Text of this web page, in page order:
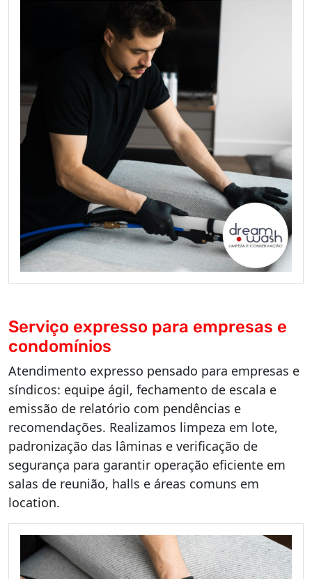
Serviço expresso para empresas e
condomínios
Atendimento expresso pensado para empresas e
síndicos: equipe ágil, fechamento de escala e
emissão de relatório com pendências e
recomendações. Realizamos limpeza em lote,
padronização das lâminas e verificação de
segurança para garantir operação eficiente em
salas de reunião, halls e áreas comuns em
location.